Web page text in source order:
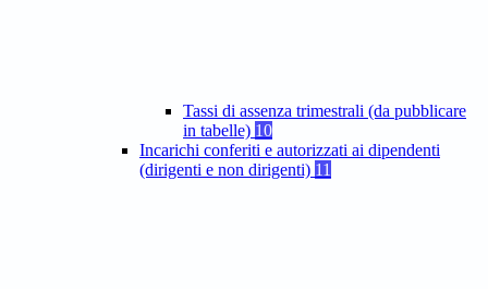
Tassi di assenza trimestrali (da pubblicare
in tabelle) 10
Incarichi conferiti e autorizzati ai dipendenti
(dirigenti e non dirigenti) 11